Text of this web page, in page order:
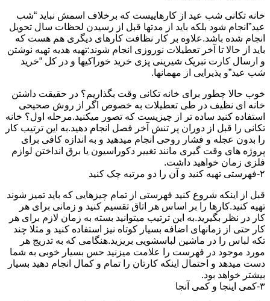
خانه تکانی شب عید از کارهاییست که برخلاف اسمش نباید “شب
عید”انجام شود بلکه باید از مدتها قبل از رسیدن لحظات سال تحویل
انجام شده باشد.علاوه بر کار نظافت کارهای دیگری هم هست که
باید از حالا تا آخر تعطیلات نوروزی انجام شوند:تهیه هدیه تهیه نوشتن
و ارسال کارت تبریک شیرینی پزی خرید خوراکیها و در کل “خرید
شب عید”و پذیرایی از مهمانها.
خوب حالا چطور برای خانه تکانی وقت بگذاریم؟ در حقیقت داشتن
خانه ای نظیف در طی تعطیلات به خصوص اگر از روش صحیحی
استفاده کنید ساده تر از چیزیست که تصور میکنید.مرحله اول؟ خانه
تکانی را قبل از دوران پر تنش آخر فصل انجام دهید.به این ترتیب کار
را بدون عجله و فشار روحی انجام میدهید و به اندازه کافی برای
پروژه های وقت گیری مانند تغییر دکوراسیون یا برق انداختن لوازم
فلزی زمان خواهید داشت.
۲-فهرستی تهیه کنید و آن را دو مرتبه چک کنید
قبل از اینکه شروع کنید فهرستی از تمام چیزهایی که باید تمیز شوند
تهیه کنید.کارها را بر اساس هر اتاق تقسیم کنید و زمانی برای هر
کار در نظر بگیرید.به این ترتیب میتوانید بسته به زمان لازم برای هر
کار حتی از زمانهای اضافه بسیار کوتاه نیز استفاده کنید و مثلا چند
تکه لباس را در ماشین لباسشویی بریزید.هنگامی که به تدریج هر
مورد موجود در فهرست را علامت میزنید حس بسیار خوبی به شما
دست میدهد و احتمال اینکه کارتان را تمام و کمال انجام دهید بسیار
بیشتر خواهد بود.
۳-کمی اینجا و کمی آنجا